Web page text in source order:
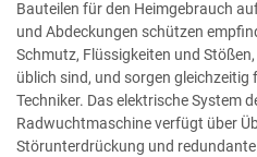
Bauteilen für den Heimgebrauch
und Abdeckungen schützen
Schmutz, Flüssigkeiten und
üblich sind, und sorgen gleichzeitig
Techniker. Das elektrische System
Radwuchtmaschine verfügt über
Störunterdrückung und